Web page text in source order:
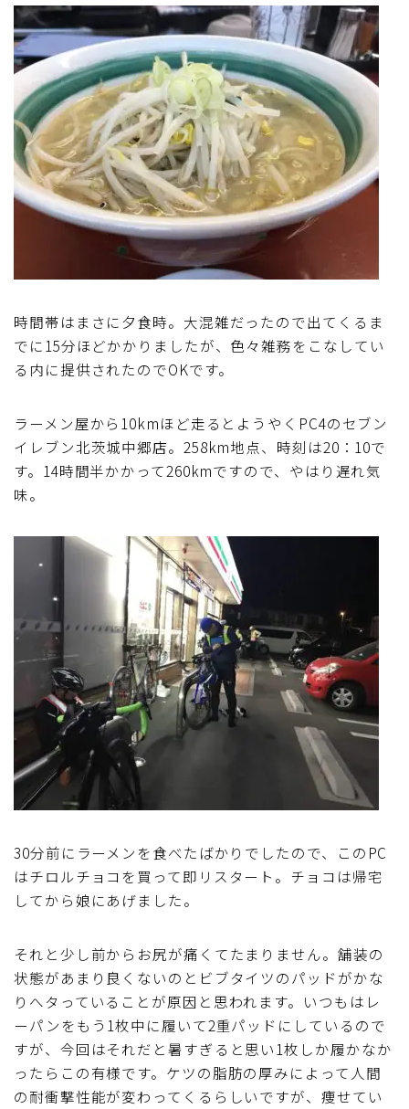
時間帯はまさに夕食時。大混雑だったので出てくるま
でに15分ほどかかりましたが、色々雑務をこなしてい
る内に提供されたのでOKです。
ラーメン屋から10kmほど走るとようやくPC4のセブン
イレブン北茨城中郷店。258km地点、時刻は20：10で
す。14時間半かかって260kmですので、やはり遅れ気
味。
30分前にラーメンを食べたばかりでしたので、このPC
はチロルチョコを買って即リスタート。チョコは帰宅
してから娘にあげました。
それと少し前からお尻が痛くてたまりません。舗装の
状態があまり良くないのとビブタイツのパッドがかな
りへタっていることが原因と思われます。いつもはレ
ーパンをもう1枚中に履いて2重パッドにしているので
すが、今回はそれだと暑すぎると思い1枚しか履かなか
ったらこの有様です。ケツの脂肪の厚みによって人間
の耐衝撃性能が変わってくるらしいですが、痩せてい